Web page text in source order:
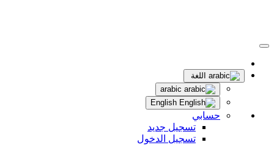
اللغة
حسابي
تسجيل جديد
تسجيل الدخول